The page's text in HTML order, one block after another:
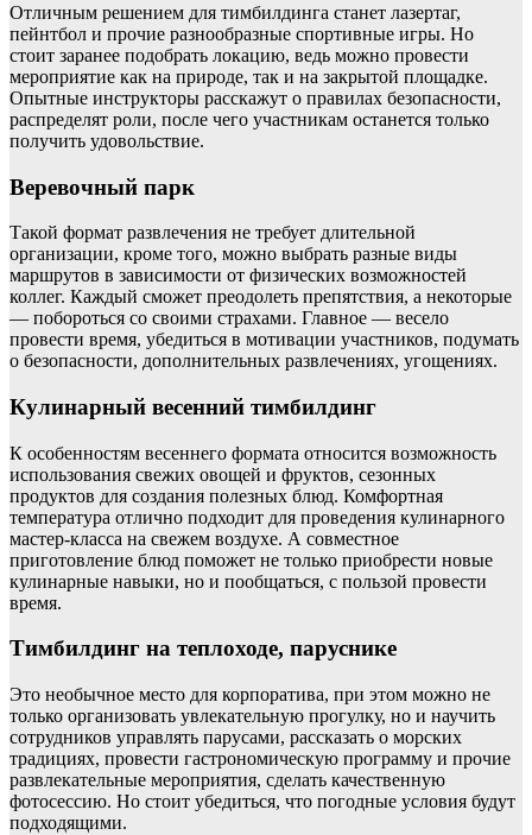
Отличным решением для тимбилдинга станет лазертаг,
пейнтбол и прочие разнообразные спортивные игры. Но
стоит заранее подобрать локацию, ведь можно провести
мероприятие как на природе, так и на закрытой площадке.
Опытные инструкторы расскажут о правилах безопасности,
распределят роли, после чего участникам останется только
получить удовольствие.
Веревочный парк
Такой формат развлечения не требует длительной
организации, кроме того, можно выбрать разные виды
маршрутов в зависимости от физических возможностей
коллег. Каждый сможет преодолеть препятствия, а некоторые
— побороться со своими страхами. Главное — весело
провести время, убедиться в мотивации участников, подумать
о безопасности, дополнительных развлечениях, угощениях.
Кулинарный весенний тимбилдинг
К особенностям весеннего формата относится возможность
использования свежих овощей и фруктов, сезонных
продуктов для создания полезных блюд. Комфортная
температура отлично подходит для проведения кулинарного
мастер-класса на свежем воздухе. А совместное
приготовление блюд поможет не только приобрести новые
кулинарные навыки, но и пообщаться, с пользой провести
время.
Тимбилдинг на теплоходе, паруснике
Это необычное место для корпоратива, при этом можно не
только организовать увлекательную прогулку, но и научить
сотрудников управлять парусами, рассказать о морских
традициях, провести гастрономическую программу и прочие
развлекательные мероприятия, сделать качественную
фотосессию. Но стоит убедиться, что погодные условия будут
подходящими.